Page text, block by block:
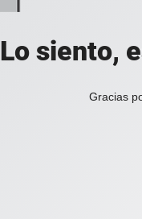
Lo siento,
Gracias